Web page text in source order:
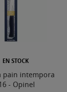
EN STOCK
pain intempora
- Opinel